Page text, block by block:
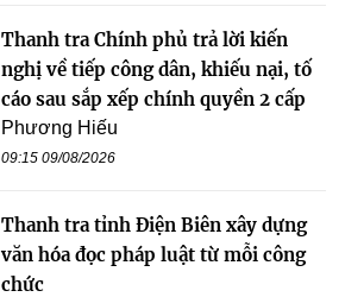
Thanh tra Chính phủ trả lời kiến
nghị về tiếp công dân, khiếu nại, tố
cáo sau sắp xếp chính quyền 2 cấp
Phương Hiếu
09:15 09/08/2026
Thanh tra tỉnh Điện Biên xây dựng
văn hóa đọc pháp luật từ mỗi công
chức